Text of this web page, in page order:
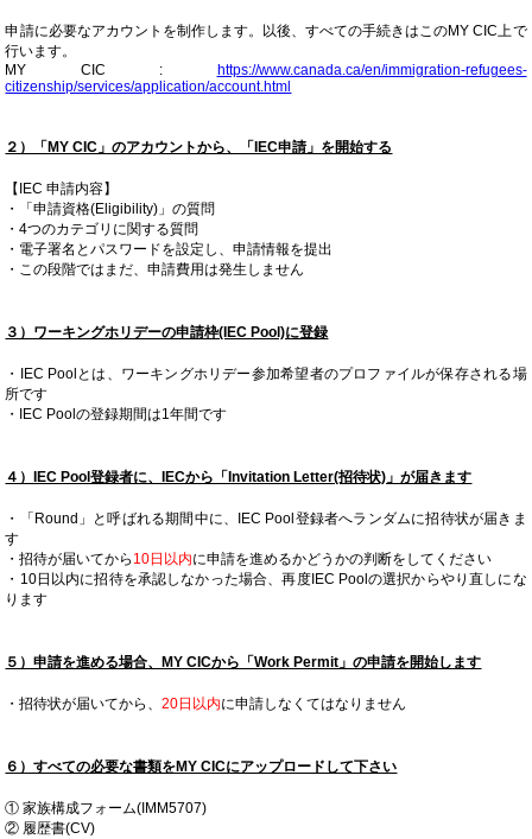
申請に必要なアカウントを制作します。以後、すべての手続きはこのMY CIC上で
行います。
MY CIC :
https://www.canada.ca/en/immigration-refugees-
citizenship/services/application/account.html
２）「MY CIC」のアカウントから、「IEC申請」を開始する
【IEC 申請内容】
・「申請資格(Eligibility)」の質問
・4つのカテゴリに関する質問
・電子署名とパスワードを設定し、申請情報を提出
・この段階ではまだ、申請費用は発生しません
３）ワーキングホリデーの申請枠(IEC Pool)に登録
・IEC Poolとは、ワーキングホリデー参加希望者のプロファイルが保存される場
所です
・IEC Poolの登録期間は1年間です
４）IEC Pool登録者に、IECから「Invitation Letter(招待状)」が届きます
・「Round」と呼ばれる期間中に、IEC Pool登録者へランダムに招待状が届きま
す
・招待が届いてから 10日以内に申請を進めるかどうかの判断をしてください
・10日以内に招待を承認しなかった場合、再度IEC Poolの選択からやり直しにな
ります
５）申請を進める場合、MY CICから「Work Permit」の申請を開始します
・招待状が届いてから、20日以内に申請しなくてはなりません
６）すべての必要な書類をMY CICにアップロードして下さい
① 家族構成フォーム(IMM5707)
② 履歴書(CV)